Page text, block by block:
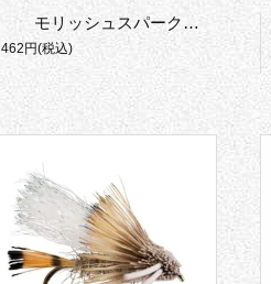
モリッシュスパークルドンキーTB
462円(税込)